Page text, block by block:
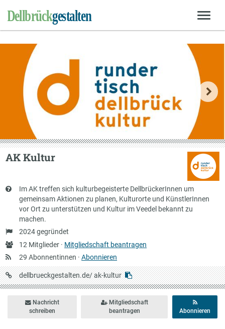
AK Kultur
Kurzbeschreibung
Im AK treffen sich kulturbegeisterte DellbrückerInnen um
gemeinsam Aktionen zu planen, Kulturorte und KünstlerInnen
vor Ort zu unterstützen und Kultur im Veedel bekannt zu
machen.
Gründung
2024 gegründet
Anzahl
Mitglieder
12 Mitglieder · Mitgliedschaft beantragen
29 Abonnentinnen ·Abonnieren
URL
auf
dellbrueckgestalten.de/ ak-kultur
Nachricht
schreiben
Mitgliedschaft
beantragen
Abonnieren